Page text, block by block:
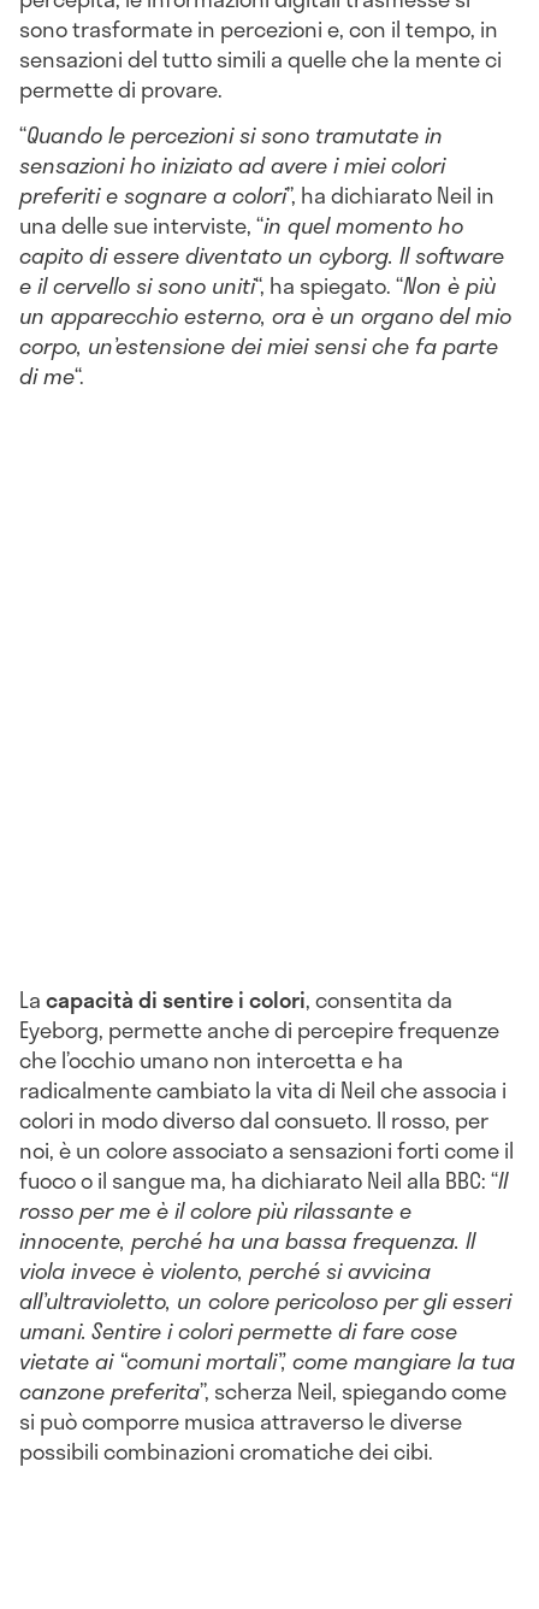
sono trasformate in percezioni e, con il tempo, in
sensazioni del tutto simili a quelle che la mente ci
permette di provare.
“Quando le percezioni si sono tramutate in
sensazioni ho iniziato ad avere i miei colori
preferiti e sognare a colori”, ha dichiarato Neil in
una delle sue interviste, “in quel momento ho
capito di essere diventato un cyborg. Il software
e il cervello si sono uniti“, ha spiegato. “Non è più
un apparecchio esterno, ora è un organo del mio
corpo, un’estensione dei miei sensi che fa parte
di me“.
Lacapacità di sentire i colori, consentita da
Eyeborg, permette anche di percepire frequenze
che l’occhio umano non intercetta e ha
radicalmente cambiato la vita di Neil che associa i
colori in modo diverso dal consueto. Il rosso, per
noi, è un colore associato a sensazioni forti come il
fuoco o il sangue ma, ha dichiarato Neil alla BBC: “Il
rosso per me è il colore più rilassante e
innocente, perché ha una bassa frequenza. Il
viola invece è violento, perché si avvicina
all’ultravioletto, un colore pericoloso per gli esseri
umani. Sentire i colori permette di fare cose
vietate ai “comuni mortali”, come mangiare la tua
canzone preferita”, scherza Neil, spiegando come
si può comporre musica attraverso le diverse
possibili combinazioni cromatiche dei cibi.